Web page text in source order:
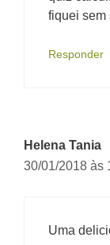
fiquei sem
Responder
Helena Tania
30/01/2018 às
Uma